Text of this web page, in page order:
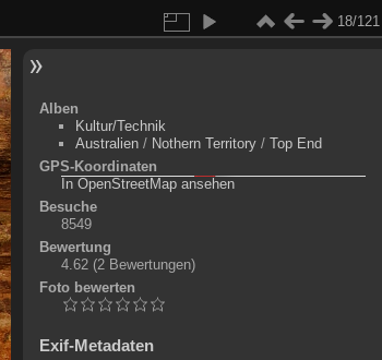
18/121
Alben
Kultur/Technik
Australien/ Nothern Territory/ Top End
GPS-Koordinaten
+
-
©
In OpenStreetMap ansehen
Besuche
8549
Bewertung
4.62 (2 Bewertungen)
Foto bewerten
Exif-Metadaten